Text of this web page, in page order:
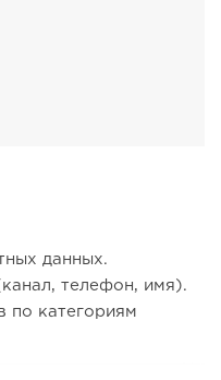
данных.
телефон, имя).
по категориям